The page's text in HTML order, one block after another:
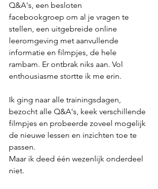
Q&A's, een besloten
facebookgroep om al je vragen te
stellen, een uitgebreide online
leeromgeving met aanvullende
informatie en filmpjes, de hele
rambam. Er ontbrak niks aan. Vol
enthousiasme stortte ik me erin.
Ik ging naar alle trainingsdagen,
bezocht alle Q&A's, keek verschillende
filmpjes en probeerde zoveel mogelijk
de nieuwe lessen en inzichten toe te
passen.
Maar ik deed één wezenlijk onderdeel
niet.